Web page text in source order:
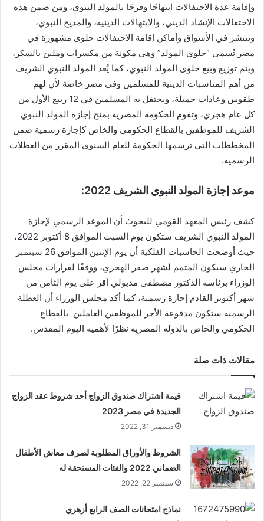
وإقامة عدة الاحتفالات ابتهاجًا وفرحًا بالمولد النبوي، ومن ضمن هذه
الاحتفالات الإنشاد الديني، والابتهالات الدينية، والمديح النبوي،
وتنتشر في الأسواق وأماكن إقامة الاحتفالات حلوى مشهورة في
مصر تُسمى “حلوى المولد” وهي مكونة من مكسرات وملبن بالسكر،
ويتم توزيع وبيع حلوى المولد النبوي، كما يُعد المولد النبوي الشريف
من أهم المناسبات الدينية للمسلمين وفي مصر خاصة لأن لهم
طقوس وعادات جميلة، ويحتفل به المسلمين في 12 ربيع الأول من
كل عام هجري، وتقوم الحكومة المصرية بمنح إجازة المولد النبوي
الشريف للموظفين بالقطاع الحكومي والخاص كإجازة رسمية ضمن
المخططات التي ترسمها الحكومة للعام السنوي المقرر من العطلات
الرسمية.
موعد إجازة المولد النبوي الشريف 2022:
كشف رئيس المعهد القومي للبحوث أن الموعد الرسمي لإجازة
المولد النبوي الشريف ستكون يوم السبت الموافق 8 أكتوبر 2022،
حيث أوضحت الحاسبات الفلكية أن يوم الإثنين الموافق 26 سبتمبر
الجاري سيكون المتمم لشهر صفر الهجري، ووفقًا لقرارات مجلس
الوزراء برئاسة الدكتور مصطفى مدبولي أقر على يوم الثامن من
شهر أكتوبر القادم إجازة رسمية، كما أكد مجلس الوزراء أن العطلة
الرسمية ستكون مدفوعة الأجر للموظفين العاملين بالقطاع
الحكومي والخاص بالدولة المصرية نظرًا لأهمية اليوم المقدس.
مقالات ذات صلة
قيمة اشتراك صندوق الزواج أحد شروط عقد الزواج
الجديدة في مصر 2023
ديسمبر 31, 2022
الشروط والأوراق المطلوبة لصرف معاش الأطفال
الضماني 2022 والفئات المستحقة له
سبتمبر 22, 2022
نماذج امتحانات الصف الرابع أزهري